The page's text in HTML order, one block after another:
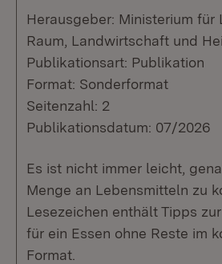
Herausgeber: Ministerium für
Raum, Landwirtschaft und
Publikationsart: Publikation
Format: Sonderformat
Seitenzahl: 2
Publikationsdatum: 07/2026
Es ist nicht immer leicht,
Menge an Lebensmitteln zu
Lesezeichen enthält Tipps
für ein Essen ohne Reste im
Format.